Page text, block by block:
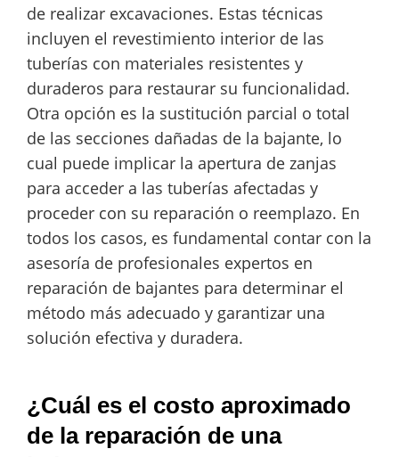
de realizar excavaciones. Estas técnicas
incluyen el revestimiento interior de las
tuberías con materiales resistentes y
duraderos para restaurar su funcionalidad.
Otra opción es la sustitución parcial o total
de las secciones dañadas de la bajante, lo
cual puede implicar la apertura de zanjas
para acceder a las tuberías afectadas y
proceder con su reparación o reemplazo. En
todos los casos, es fundamental contar con la
asesoría de profesionales expertos en
reparación de bajantes para determinar el
método más adecuado y garantizar una
solución efectiva y duradera.
¿Cuál es el costo aproximado
de la reparación de una